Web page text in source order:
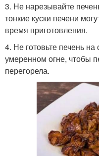
Печень в соусе
Печени для придания
Печень перед
3. Не нарезывайте
тонкие куски печени
время приготовления.
4. Не готовьте печень
умеренном огне, чтобы
перегорела.